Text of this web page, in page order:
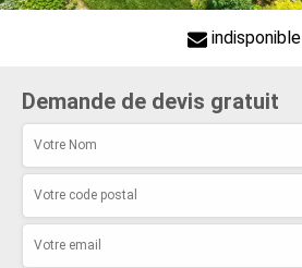
indisponible
Demande de devis gratuit